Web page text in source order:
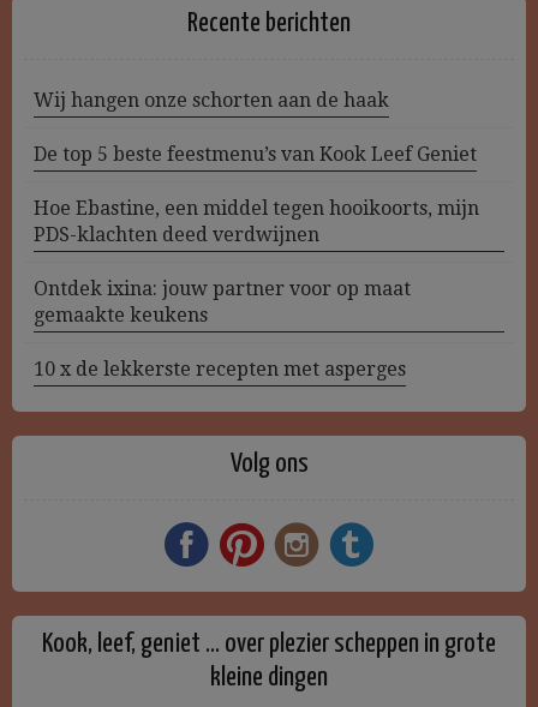
Recente berichten
Wij hangen onze schorten aan de haak
De top 5 beste feestmenu’s van Kook Leef Geniet
Hoe Ebastine, een middel tegen hooikoorts, mijn
PDS-klachten deed verdwijnen
Ontdek ixina: jouw partner voor op maat
gemaakte keukens
10 x de lekkerste recepten met asperges
Volg ons
Kook, leef, geniet … over plezier scheppen in grote
kleine dingen